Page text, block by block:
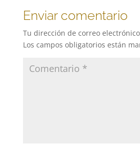
Enviar comentario
Tu dirección de correo
Los campos obligatorios están